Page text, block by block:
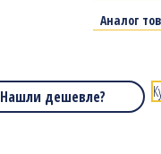
Аналог
Нашли дешевле?